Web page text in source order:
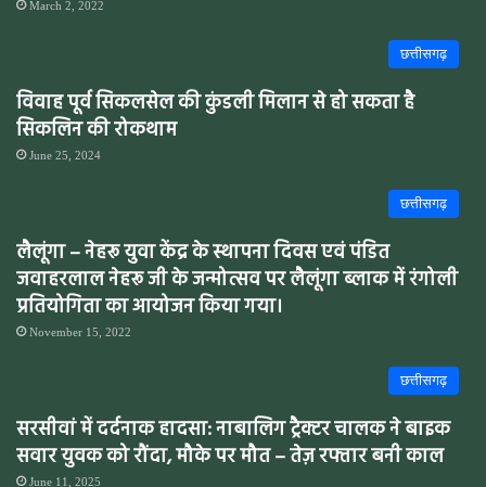
March 2, 2022
छत्तीसगढ़
विवाह पूर्व सिकलसेल की कुंडली मिलान से हो सकता है
सिकलिन की रोकथाम
June 25, 2024
छत्तीसगढ़
लैलूंगा – नेहरू युवा केंद्र के स्थापना दिवस एवं पंडित
जवाहरलाल नेहरू जी के जन्मोत्सव पर लैलूंगा ब्लाक में रंगोली
प्रतियोगिता का आयोजन किया गया।
November 15, 2022
छत्तीसगढ़
सरसीवां में दर्दनाक हादसा: नाबालिग ट्रैक्टर चालक ने बाइक
सवार युवक को रौंदा, मौके पर मौत – तेज़ रफ्तार बनी काल
June 11, 2025